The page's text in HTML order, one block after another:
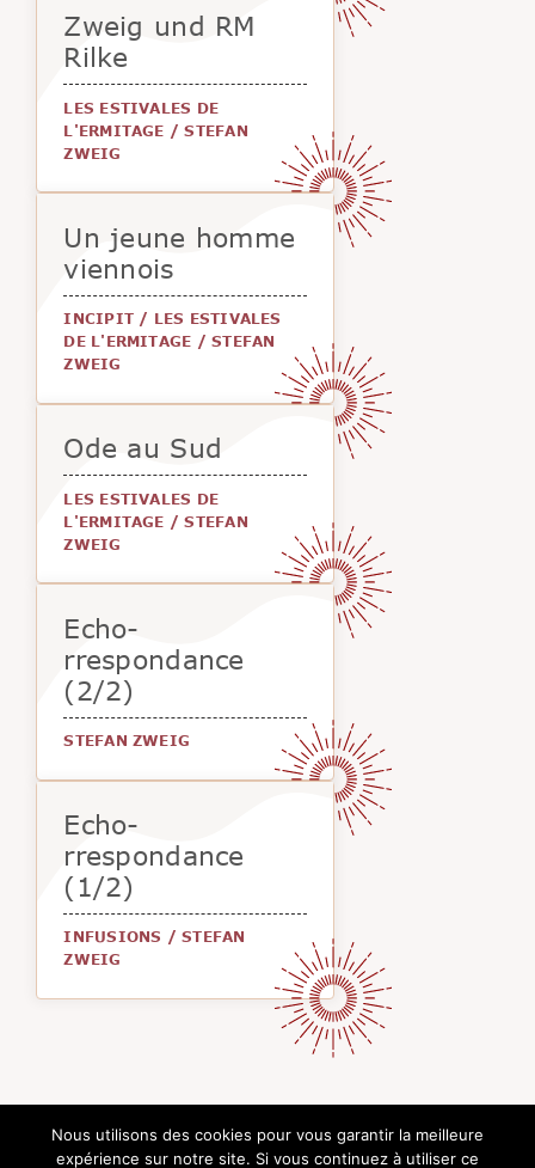
Zweig und RM
Rilke
LES ESTIVALES DE
L'ERMITAGE /STEFAN
ZWEIG
Un jeune homme
viennois
INCIPIT / LES ESTIVALES
DE L'ERMITAGE /STEFAN
ZWEIG
Ode au Sud
LES ESTIVALES DE
L'ERMITAGE /STEFAN
ZWEIG
Echo-
rrespondance
(2/2)
STEFAN ZWEIG
Echo-
rrespondance
(1/2)
INFUSIONS /STEFAN
ZWEIG
Nous utilisons des cookies pour vous garantir la meilleure
expérience sur notre site. Si vous continuez à utiliser ce